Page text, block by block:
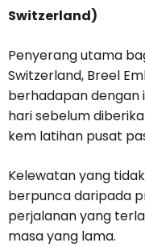
Switzerland)
Penyerang utama
Switzerland, Breel
berhadapan dengan
hari sebelum
kem latihan pusat
Kelewatan yang
berpunca daripada
perjalanan yang
masa yang lama.